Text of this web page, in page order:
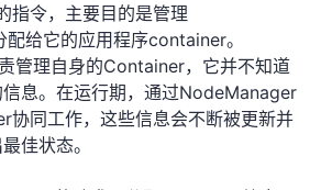
指令，主要目的是管理
给它的应用程序container。
管理自身的Container，它并不知道
息。在运行期，通过NodeManager
协同工作，这些信息会不断被更新并
佳状态。